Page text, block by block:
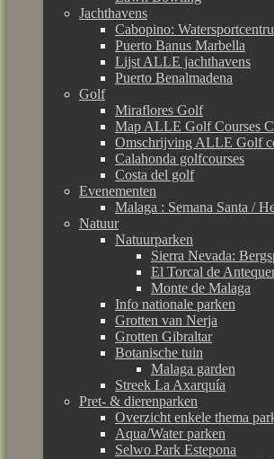
Jachthavens
Cabopino:
Puerto Banus Marbella
Lijst ALLE jachthavens
Puerto Benalmadena
Golf
Miraflores Golf
Map ALLE Golf Courses
Omschrijving ALLE Golf
Calahonda golfcourses
Costa del golf
Evenementen
Malaga : Semana Santa /
Natuur
Natuurparken
Sierra Nevada:
El Torcal de
Monte de Malaga
Info nationale parken
Grotten van Nerja
Grotten Gibraltar
Botanische tuin
Malaga garden
Streek La Axarquía
Pret- & dierenparken
Overzicht enkele thema
Aqua/Water parken
Selwo Park Estepona